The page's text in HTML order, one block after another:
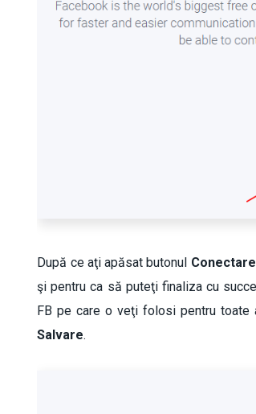
După ce aţi apăsat butonul
şi pentru ca să puteţi finaliza cu
FB pe care o veţi folosi pentru toate
Salvare.